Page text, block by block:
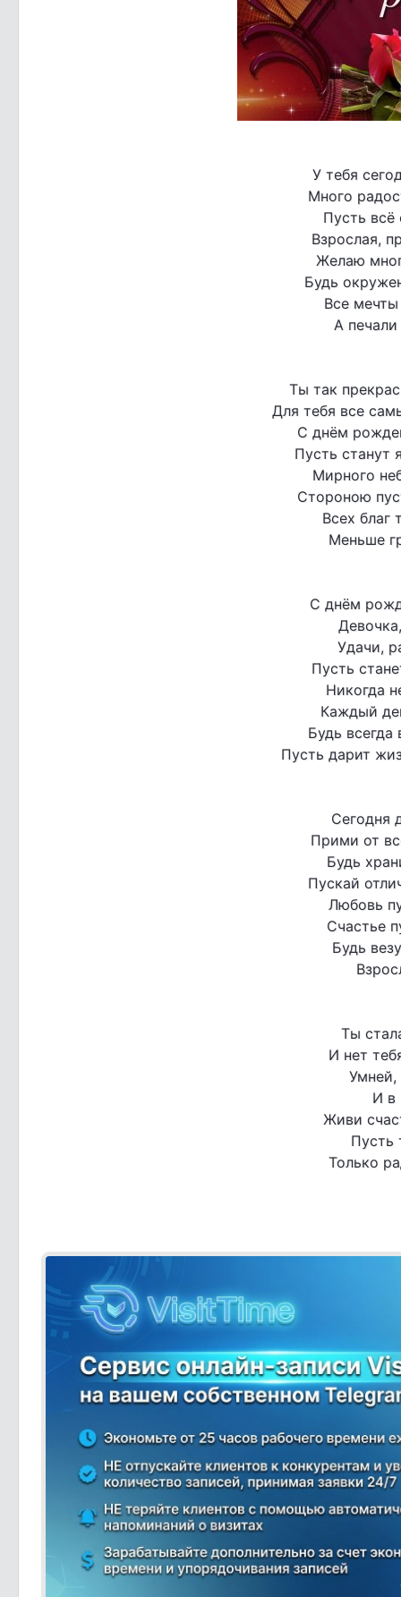
У тебя
Много
Пусть всё
Взрослая,
Желаю
Будь
Все мечты
А печали
Ты так
Для тебя все
С днём
Пусть станут
Мирного
Стороною
Всех благ
Меньше
С днём
Удачи,
Пусть
Никогда
Каждый
Будь всегда
Пусть дарит
Сегодня
Прими от
Будь
Пускай
Любовь
Счастье
Будь
Ты
И нет
Умней,
И в
Живи
Пусть
Только